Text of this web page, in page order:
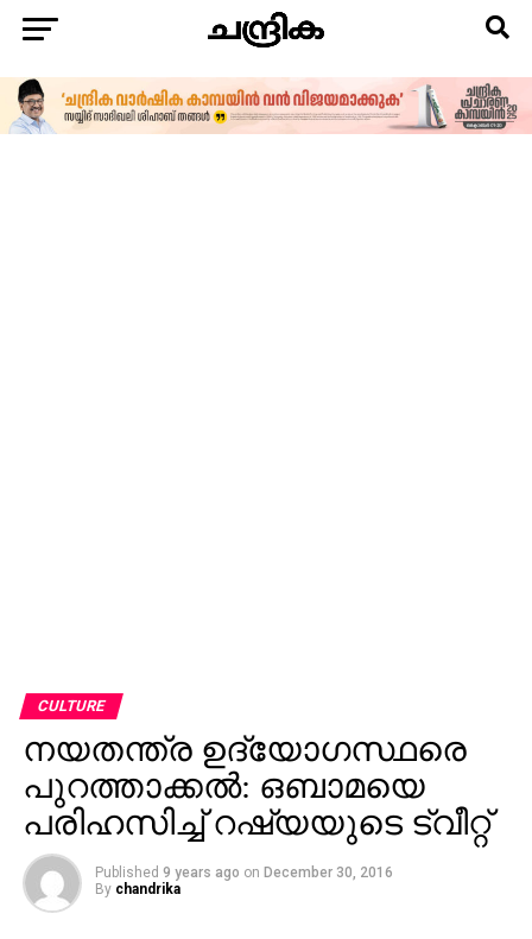
CULTURE
നയതന്ത്ര ഉദ്യോഗസ്ഥരെ
പുറത്താക്കല്‍: ഒബാമയെ
പരിഹസിച്ച് റഷ്യയുടെ ട്വീറ്റ്
Published 9 years ago on December 30, 2016
By chandrika